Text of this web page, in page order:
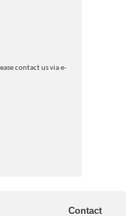
contact us via e-
Contact